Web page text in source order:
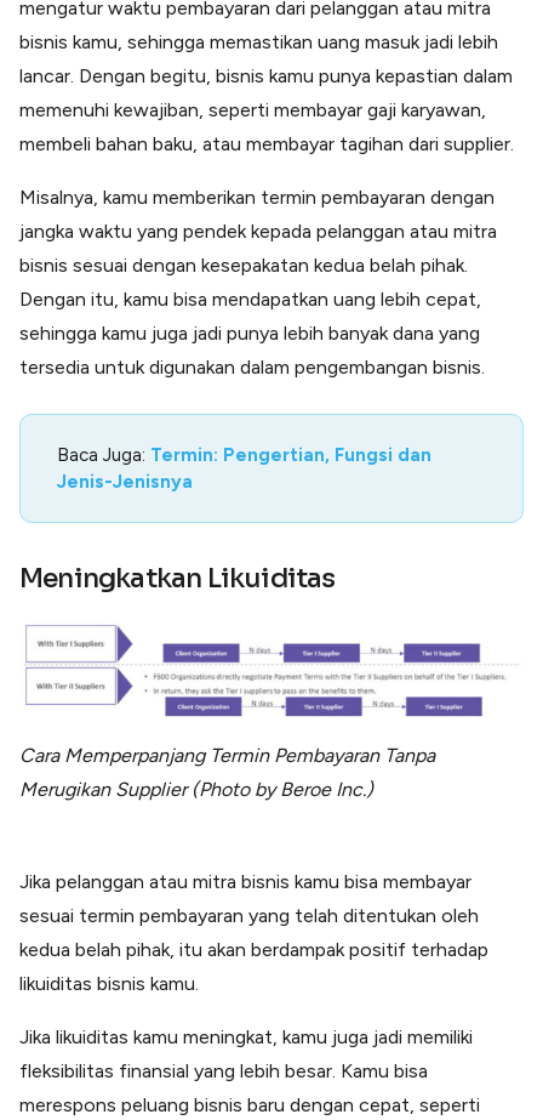
mengatur waktu pembayaran dari pelanggan atau mitra
bisnis kamu, sehingga memastikan uang masuk jadi lebih
lancar. Dengan begitu, bisnis kamu punya kepastian dalam
memenuhi kewajiban, seperti membayar gaji karyawan,
membeli bahan baku, atau membayar tagihan dari supplier.
Misalnya, kamu memberikan termin pembayaran dengan
jangka waktu yang pendek kepada pelanggan atau mitra
bisnis sesuai dengan kesepakatan kedua belah pihak.
Dengan itu, kamu bisa mendapatkan uang lebih cepat,
sehingga kamu juga jadi punya lebih banyak dana yang
tersedia untuk digunakan dalam pengembangan bisnis.
Baca Juga: Termin: Pengertian, Fungsi dan
Jenis-Jenisnya
Meningkatkan Likuiditas
Cara Memperpanjang Termin Pembayaran Tanpa
Merugikan Supplier (Photo by Beroe Inc.)
Jika pelanggan atau mitra bisnis kamu bisa membayar
sesuai termin pembayaran yang telah ditentukan oleh
kedua belah pihak, itu akan berdampak positif terhadap
likuiditas bisnis kamu.
Jika likuiditas kamu meningkat, kamu juga jadi memiliki
fleksibilitas finansial yang lebih besar. Kamu bisa
merespons peluang bisnis baru dengan cepat, seperti